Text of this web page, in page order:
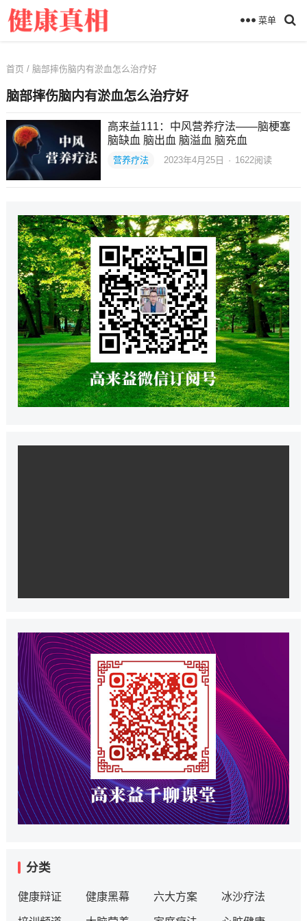
菜单
首页 / 脑部摔伤脑内有淤血怎么治疗好
脑部摔伤脑内有淤血怎么治疗好
高来益111：中风营养疗法——脑梗塞
脑缺血 脑出血 脑溢血 脑充血
营养疗法 2023年4月25日 · 1622阅读
分类
健康辩证 健康黑幕 六大方案 冰沙疗法